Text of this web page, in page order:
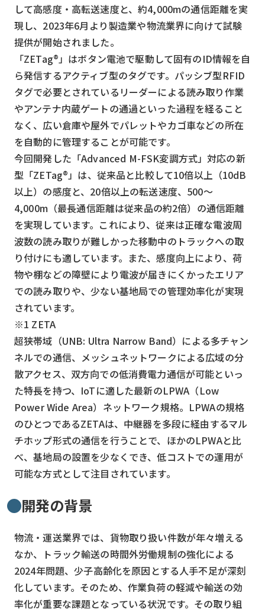
ニュース
デジタルサイネージ
カメラ
Wi-Fi
SaaS
AI
おすすめ
SIM
スマホ
リセット
検索する
して高感度・高転送速度と、約4,000mの通信距離を実
現し、2023年6月より製造業や物流業界に向けて試験
提供が開始されました。
「ZETag®」はボタン電池で駆動して固有のID情報を自
ら発信するアクティブ型のタグです。パッシブ型RFID
タグで必要とされているリーダーによる読み取り作業
やアンテナ内蔵ゲートの通過といった過程を経ること
なく、広い倉庫や屋外でパレットやカゴ車などの所在
を自動的に管理することが可能です。
今回開発した「Advanced M-FSK変調方式」対応の新
型「ZETag®」は、従来品と比較して10倍以上（10dB
以上）の感度と、20倍以上の転送速度、500～
4,000m（最長通信距離は従来品の約2倍）の通信距離
を実現しています。これにより、従来は正確な電波周
波数の読み取りが難しかった移動中のトラックへの取
り付けにも適しています。また、感度向上により、荷
物や棚などの障壁により電波が届きにくかったエリア
での読み取りや、少ない基地局での管理効率化が実現
されています。
※1 ZETA
超狭帯域（UNB: Ultra Narrow Band）による多チャン
ネルでの通信、メッシュネットワークによる広域の分
散アクセス、双方向での低消費電力通信が可能といっ
た特長を持つ、IoTに適した最新のLPWA（Low
Power Wide Area）ネットワーク規格。LPWAの規格
のひとつであるZETAは、中継器を多段に経由するマル
チホップ形式の通信を行うことで、ほかのLPWAと比
べ、基地局の設置を少なくでき、低コストでの運用が
可能な方式として注目されています。
開発の背景
物流・運送業界では、貨物取り扱い件数が年々増える
なか、トラック輸送の時間外労働規制の強化による
2024年問題、少子高齢化を原因とする人手不足が深刻
化しています。そのため、作業負荷の軽減や輸送の効
率化が重要な課題となっている状況です。その取り組